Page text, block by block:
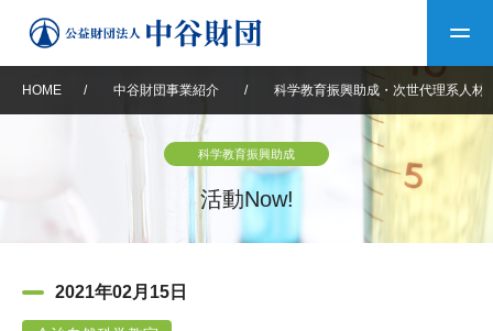
中谷財団について
設立趣意書
中谷財団事業紹介中谷財団動画紹介
HOME / 中谷財団事業紹介 / 科学教育振興助成・次世代理系人材
科学教育振興助成
活動Now!
2021年02月15日